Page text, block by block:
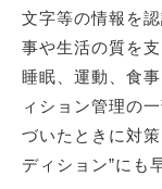
文字等の情報を
事や生活の質を
睡眠、運動、食
ィション管理の
づいたときに対
ディション”にも